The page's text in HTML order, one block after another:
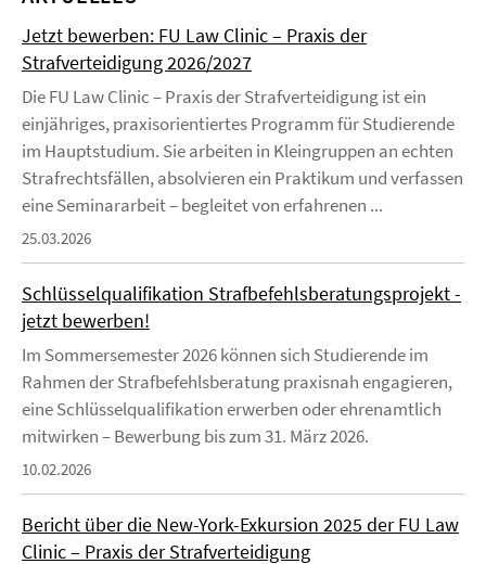
Jetzt bewerben: FU Law Clinic – Praxis der
Strafverteidigung 2026/2027
Die FU Law Clinic – Praxis der Strafverteidigung ist ein
einjähriges, praxisorientiertes Programm für Studierende
im Hauptstudium. Sie arbeiten in Kleingruppen an echten
Strafrechtsfällen, absolvieren ein Praktikum und verfassen
eine Seminararbeit – begleitet von erfahrenen ...
25.03.2026
Schlüsselqualifikation Strafbefehlsberatungsprojekt -
jetzt bewerben!
Im Sommersemester 2026 können sich Studierende im
Rahmen der Strafbefehlsberatung praxisnah engagieren,
eine Schlüsselqualifikation erwerben oder ehrenamtlich
mitwirken – Bewerbung bis zum 31. März 2026.
10.02.2026
Bericht über die New-York-Exkursion 2025 der FU Law
Clinic – Praxis der Strafverteidigung